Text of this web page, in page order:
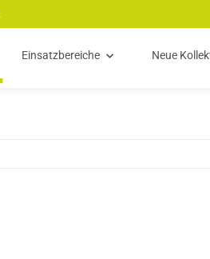
Einsatzbereiche Neue